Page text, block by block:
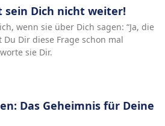
Dich nicht weiter!
wenn sie über Dich sagen: “Ja, die
Dir diese Frage schon mal
sie Dir.
Das Geheimnis für Deine